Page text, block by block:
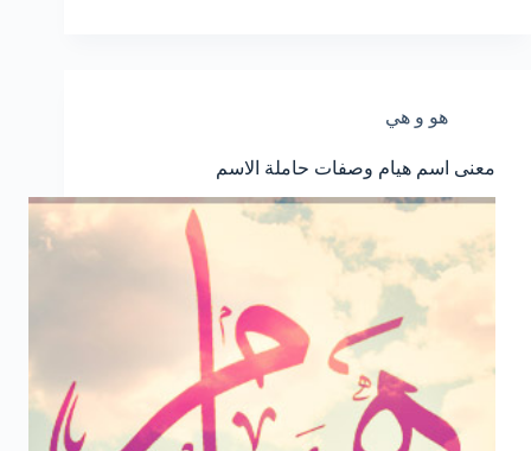
هو و هي
معنى اسم هيام وصفات حاملة الاسم